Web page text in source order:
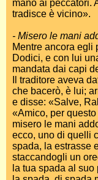
mano ai peccatori.
tradisce è vicino».
- Misero le mani
Mentre ancora egli
Dodici, e con lui
mandata dai capi
Il traditore aveva
che bacerò, è lui;
e disse: «Salve,
«Amico, per
misero le mani
ecco, uno di quelli
spada, la estrasse
staccandogli un
la tua spada al